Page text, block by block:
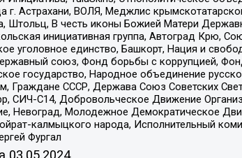
Астрахани, ВОЛЯ, Меджлис
Штольц, В честь иконы Божией Матери
инициативная группа, Автоград Крю,
уголовное единство, Башкорт, Нация и
союз, Фонд борьбы с коррупцией,
государство, Народное объединение
СССР, Держава Союз Советских
СИЧ-С14, Добровольческое Движение
Невоград, Молодежное Демократическое
калмыцкого народа, Исполнительный
Фургал